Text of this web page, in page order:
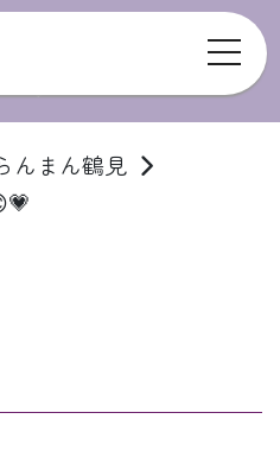
んまん鶴見